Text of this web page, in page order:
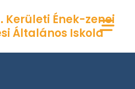
Kerületi Ének-zenei
Általános Iskola